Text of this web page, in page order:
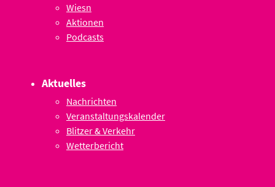
Wiesn
Aktionen
Podcasts
Aktuelles
Nachrichten
Veranstaltungskalender
Blitzer & Verkehr
Wetterbericht